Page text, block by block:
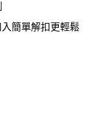
入簡單解扣更輕鬆